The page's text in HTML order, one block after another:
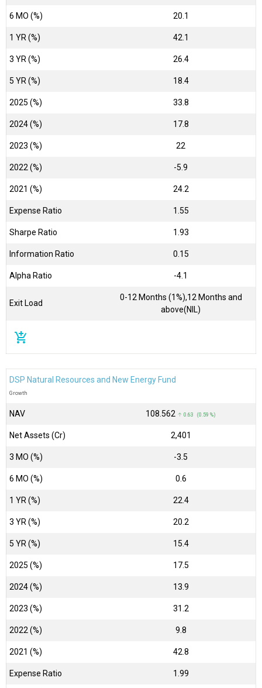
6 MO (%) 20.1
1 YR (%) 42.1
3 YR (%) 26.4
5 YR (%) 18.4
2025 (%) 33.8
2024 (%) 17.8
2023 (%) 22
2022 (%) -5.9
2021 (%) 24.2
Expense Ratio 1.55
Sharpe Ratio 1.93
Information Ratio 0.15
Alpha Ratio -4.1
Exit Load
0-12 Months (1%),12 Months and
above(NIL)
add_shopping_cart
DSP Natural Resources and New Energy Fund
Growth
NAV ₹108.562 ↑ 0.63 (0.59 %)
Net Assets (Cr) ₹2,401
3 MO (%) -3.5
6 MO (%) 0.6
1 YR (%) 22.4
3 YR (%) 20.2
5 YR (%) 15.4
2025 (%) 17.5
2024 (%) 13.9
2023 (%) 31.2
2022 (%) 9.8
2021 (%) 42.8
Expense Ratio 1.99